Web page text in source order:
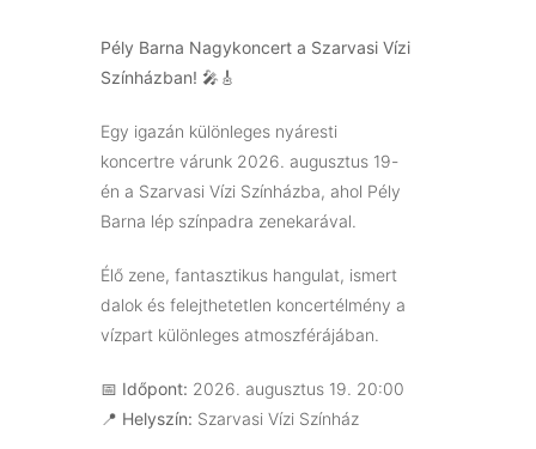
Pély Barna Nagykoncert a Szarvasi Vízi
Színházban! 🎤🎸
Egy igazán különleges nyáresti
koncertre várunk 2026. augusztus 19-
én a Szarvasi Vízi Színházba, ahol Pély
Barna lép színpadra zenekarával.
Élő zene, fantasztikus hangulat, ismert
dalok és felejthetetlen koncertélmény a
vízpart különleges atmoszférájában.
📅 Időpont: 2026. augusztus 19. 20:00
📍 Helyszín: Szarvasi Vízi Színház